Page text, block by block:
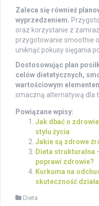
Zaleca się również
wyprzedzeniem.
oraz korzystanie z
przygotowanie smoothie
uniknąć pokusy sięgania
Dostosowując plan
celów dietetycznych,
wartościowym
smaczną alternatywą dla
Powiązane wpisy:
Jak dbać o
stylu życia
Jakie są zdrowe
Dieta strukturalna
poprawi zdrowie?
Kurkuma na
skuteczność
Dieta